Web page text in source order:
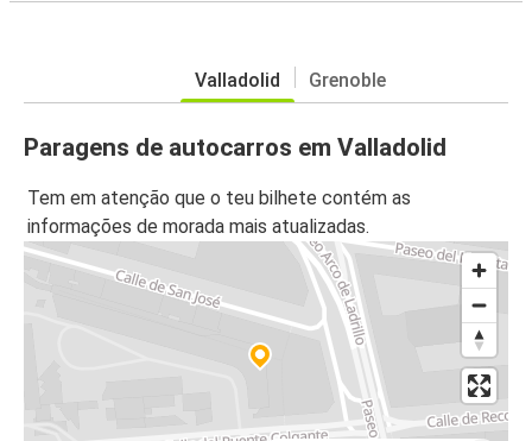
Valladolid Grenoble
Paragens de autocarros em Valladolid
Tem em atenção que o teu bilhete contém as
informações de morada mais atualizadas.